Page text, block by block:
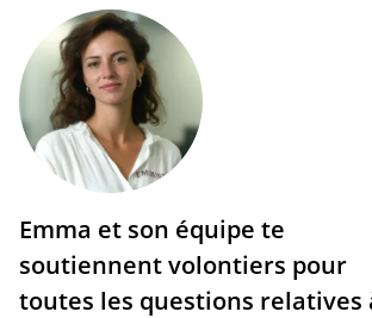
Emma et son équipe te
soutiennent volontiers pour
toutes les questions relatives